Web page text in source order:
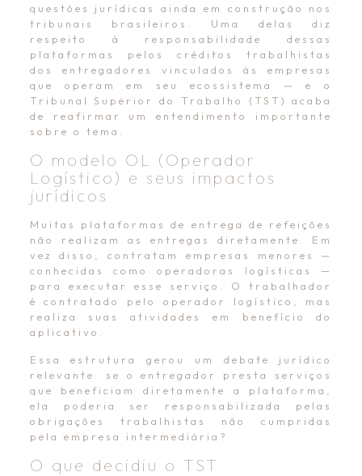
questões jurídicas ainda em construção nos
tribunais brasileiros. Uma delas diz
respeito à responsabilidade dessas
plataformas pelos créditos trabalhistas
dos entregadores vinculados às empresas
que operam em seu ecossistema — e o
Tribunal Superior do Trabalho (TST) acaba
de reafirmar um entendimento importante
sobre o tema.
O modelo OL (Operador
Logístico) e seus impactos
jurídicos
Muitas plataformas de entrega de refeições
não realizam as entregas diretamente. Em
vez disso, contratam empresas menores —
conhecidas como operadoras logísticas —
para executar esse serviço. O trabalhador
é contratado pelo operador logístico, mas
realiza suas atividades em benefício do
aplicativo.
Essa estrutura gerou um debate jurídico
relevante: se o entregador presta serviços
que beneficiam diretamente a plataforma,
ela poderia ser responsabilizada pelas
obrigações trabalhistas não cumpridas
pela empresa intermediária?
O que decidiu o TST